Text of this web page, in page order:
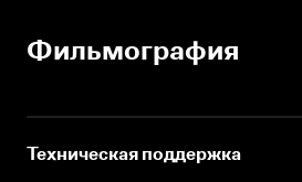
Фильмография
Техническая поддержка